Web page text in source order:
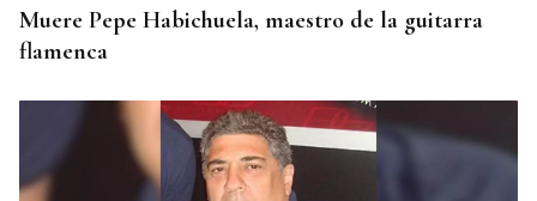
Muere Pepe Habichuela, maestro de la guitarra
flamenca